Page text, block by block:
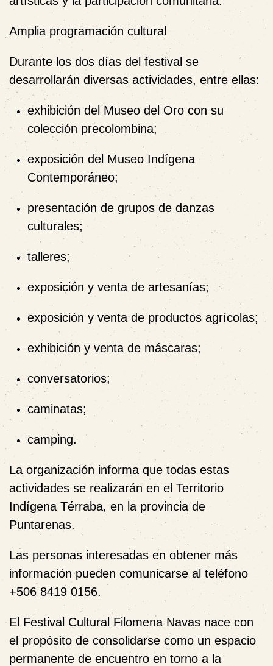
Amplia programación cultural
Durante los dos días del festival se
desarrollarán diversas actividades, entre ellas:
exhibición del Museo del Oro con su
colección precolombina;
exposición del Museo Indígena
Contemporáneo;
presentación de grupos de danzas
culturales;
talleres;
exposición y venta de artesanías;
exposición y venta de productos agrícolas;
exhibición y venta de máscaras;
conversatorios;
caminatas;
camping.
La organización informa que todas estas
actividades se realizarán en el Territorio
Indígena Térraba, en la provincia de
Puntarenas.
Las personas interesadas en obtener más
información pueden comunicarse al teléfono
+506 8419 0156.
El Festival Cultural Filomena Navas nace con
el propósito de consolidarse como un espacio
permanente de encuentro en torno a la